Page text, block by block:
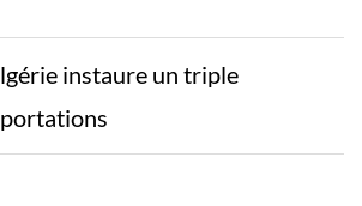
instaure un triple